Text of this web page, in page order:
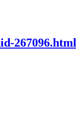
267096.html